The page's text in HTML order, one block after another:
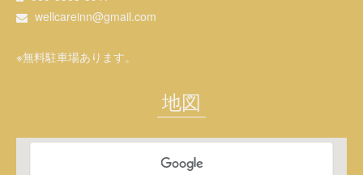
wellcareinn@gmail.com
※無料駐車場あります。
地図